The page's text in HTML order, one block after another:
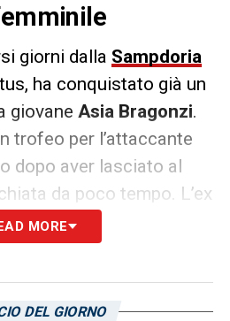
giorni dalla Sampdoria
ha conquistato già un
giovane Asia Bragonzi.
trofeo per l’attaccante
dopo aver lasciato al
da poco tempo. L’ex
Salvatore Mango ha
femminile, il tutto
MORE
DEL GIORNO